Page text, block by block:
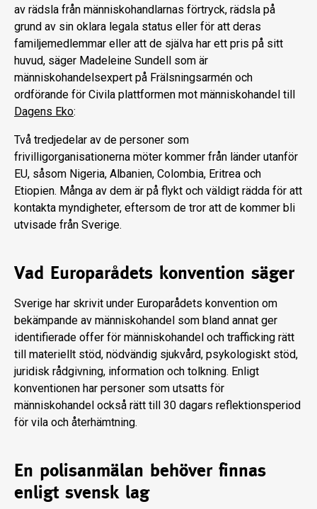
av rädsla från människohandlarnas förtryck, rädsla på
grund av sin oklara legala status eller för att deras
familjemedlemmar eller att de själva har ett pris på sitt
huvud, säger Madeleine Sundell som är
människohandelsexpert på Frälsningsarmén och
ordförande för Civila plattformen mot människohandel till
Dagens Eko:
Två tredjedelar av de personer som
frivilligorganisationerna möter kommer från länder utanför
EU, såsom Nigeria, Albanien, Colombia, Eritrea och
Etiopien. Många av dem är på flykt och väldigt rädda för att
kontakta myndigheter, eftersom de tror att de kommer bli
utvisade från Sverige.
Vad Europarådets konvention säger
Sverige har skrivit under Europarådets konvention om
bekämpande av människohandel som bland annat ger
identifierade offer för människohandel och trafficking rätt
till materiellt stöd, nödvändig sjukvård, psykologiskt stöd,
juridisk rådgivning, information och tolkning. Enligt
konventionen har personer som utsatts för
människohandel också rätt till 30 dagars reflektionsperiod
för vila och återhämtning.
En polisanmälan behöver finnas
enligt svensk lag